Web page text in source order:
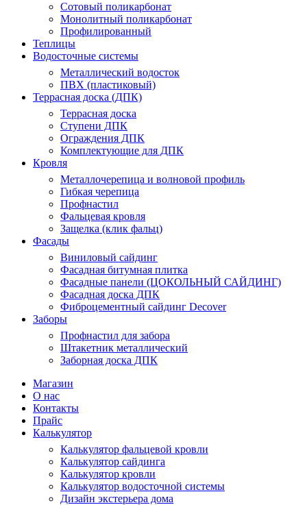
Сотовый поликарбонат
Монолитный поликарбонат
Профилированный
Теплицы
Водосточные системы
Металлический водосток
ПВХ (пластиковый)
Террасная доска (ДПК)
Террасная доска
Ступени ДПК
Ограждения ДПК
Комплектующие для ДПК
Кровля
Металлочерепица и волновой профиль
Гибкая черепица
Профнастил
Фальцевая кровля
Защелка (клик фальц)
Фасады
Виниловый сайдинг
Фасадная битумная плитка
Фасадные панели (ЦОКОЛЬНЫЙ САЙДИНГ)
Фасадная доска ДПК
Фиброцементный сайдинг Decover
Заборы
Профнастил для забора
Штакетник металлический
Заборная доска ДПК
Магазин
О нас
Контакты
Прайс
Калькулятор
Калькулятор фальцевой кровли
Калькулятор сайдинга
Калькулятор кровли
Калькулятор водосточной системы
Дизайн экстерьера дома